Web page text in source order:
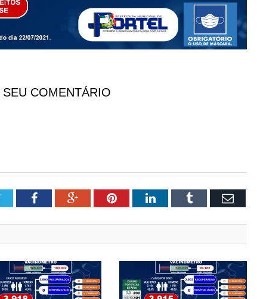
SEU COMENTÁRIO
TwitterFacebookGoogle+PinterestLinkedInTumblr Email